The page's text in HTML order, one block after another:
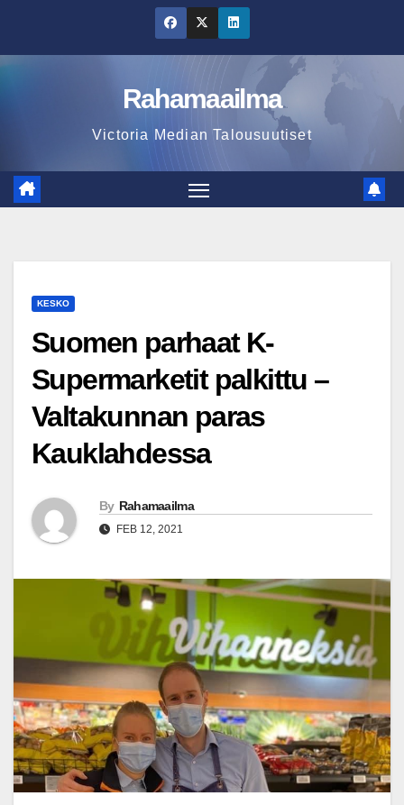
content
Rahamaailma
Victoria Median Talousuutiset
KESKO
Suomen parhaat K-
Supermarketit palkittu –
Valtakunnan paras
Kauklahdessa
By Rahamaailma
FEB 12, 2021